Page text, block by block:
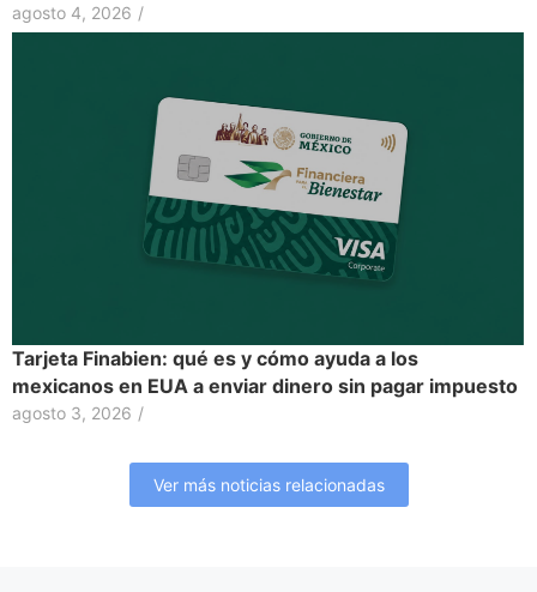
agosto 4, 2026 /
Tarjeta Finabien: qué es y cómo ayuda a los
mexicanos en EUA a enviar dinero sin pagar impuesto
agosto 3, 2026 /
Ver más noticias relacionadas